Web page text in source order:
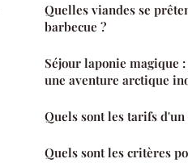
Quelles viandes se
barbecue ?
Séjour laponie magique
une aventure arctique
Quels sont les tarifs d'un
Quels sont les critères